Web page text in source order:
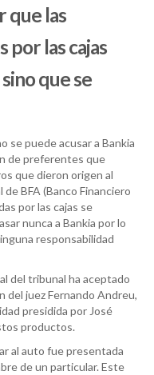
que las
por las cajas
que se
se puede acusar a Bankia
de preferentes que
que dieron origen al
BFA (Banco Financiero
por las cajas se
nunca a Bankia por lo
responsabilidad
del tribunal ha aceptado
del juez Fernando Andreu,
presidida por José
productos.
al auto fue presentada
de un particular. Este